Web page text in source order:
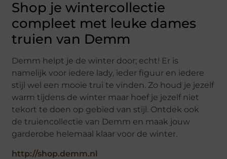
Shop je wintercollectie
compleet met leuke dames
truien van Demm
Demm helpt je de winter door; echt! Er is
namelijk voor iedere lady, ieder figuur en iedere
stijl wel een mooie trui te vinden. Zo houd je jezelf
warm tijdens de winter maar hoef je jezelf niet
tekort te doen op gebied van stijl. Ontdek ook
de truiencollectie van Demm en maak jouw
garderobe helemaal klaar voor de winter.
http://shop.demm.nl